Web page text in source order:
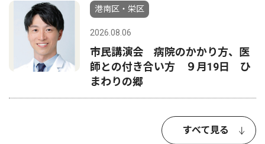
港南区・栄区
2026.08.06
市民講演会 病院のかかり方、医
師との付き合い方 ９月19日 ひ
まわりの郷
すべて見る